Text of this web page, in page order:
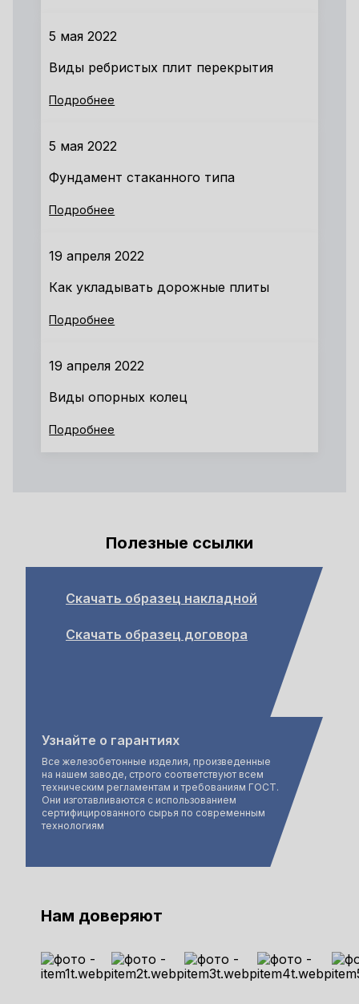
5 мая 2022
Виды ребристых плит перекрытия
Подробнее
5 мая 2022
Фундамент стаканного типа
Подробнее
19 апреля 2022
Как укладывать дорожные плиты
Подробнее
19 апреля 2022
Виды опорных колец
Подробнее
Полезные ссылки
Скачать образец накладной
Скачать образец договора
Узнайте о гарантиях
Все железобетонные изделия, произведенные
на нашем заводе, строго соответствуют всем
техническим регламентам и требованиям ГОСТ.
Они изготавливаются с использованием
сертифицированного сырья по современным
технологиям
Нам доверяют